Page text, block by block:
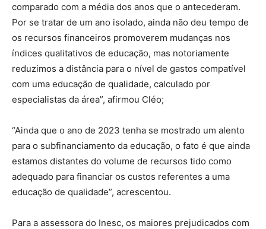
comparado com a média dos anos que o antecederam.
Por se tratar de um ano isolado, ainda não deu tempo de
os recursos financeiros promoverem mudanças nos
índices qualitativos de educação, mas notoriamente
reduzimos a distância para o nível de gastos compatível
com uma educação de qualidade, calculado por
especialistas da área”, afirmou Cléo;
“Ainda que o ano de 2023 tenha se mostrado um alento
para o subfinanciamento da educação, o fato é que ainda
estamos distantes do volume de recursos tido como
adequado para financiar os custos referentes a uma
educação de qualidade”, acrescentou.
Para a assessora do Inesc, os maiores prejudicados com